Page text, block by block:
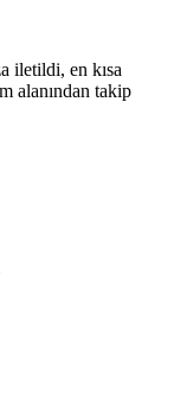
iletildi, en kısa
alanından takip